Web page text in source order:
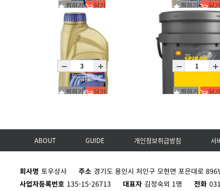
RAVENOL AWD-TOR(토센)
찜하기 담기
RAVENOL MTF-3 75W
찜하기 담기
RAVENOL Transfer Fluid DTF-1
1L
찜하기 담기
Spirax S6 AHME 75W-90/
P20L
찜하기 담기
ABOUT GUIDE 개인정보취급방침 서
회사명 토우상사 주소 경기도 용인시 처인구 모현면 포은대로
사업자등록번호 135-15-26713 대표자 김정숙외 1명 전화